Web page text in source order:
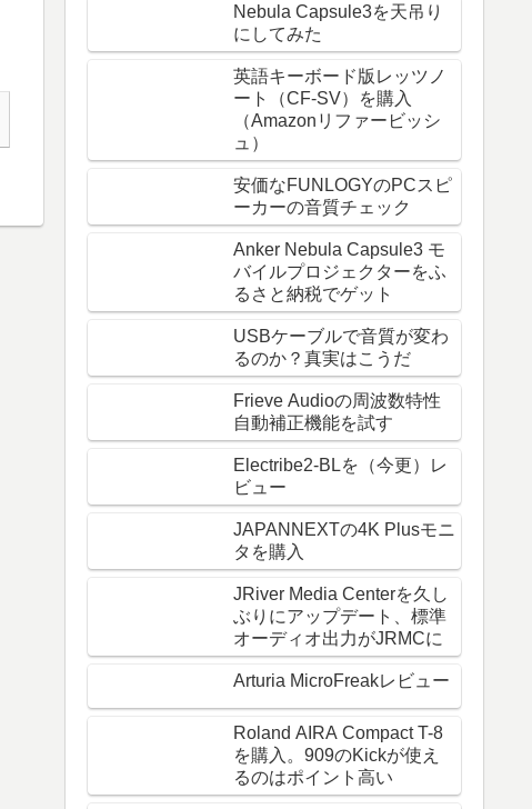
Nebula Capsule3を天吊り
にしてみた
英語キーボード版レッツノ
ート（CF-SV）を購入
（Amazonリファービッシ
ュ）
安価なFUNLOGYのPCスピ
ーカーの音質チェック
Anker Nebula Capsule3 モ
バイルプロジェクターをふ
るさと納税でゲット
USBケーブルで音質が変わ
るのか？真実はこうだ
Frieve Audioの周波数特性
自動補正機能を試す
Electribe2-BLを（今更）レ
ビュー
JAPANNEXTの4K Plusモニ
タを購入
JRiver Media Centerを久し
ぶりにアップデート、標準
オーディオ出力がJRMCに
Arturia MicroFreakレビュー
Roland AIRA Compact T-8
を購入。909のKickが使え
るのはポイント高い